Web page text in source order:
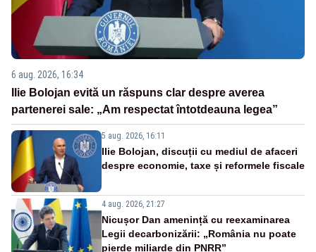
6 aug. 2026, 16:34
Ilie Bolojan evită un răspuns clar despre averea
partenerei sale: „Am respectat întotdeauna legea”
5 aug. 2026, 16:11
Ilie Bolojan, discuții cu mediul de afaceri
despre economie, taxe și reformele fiscale
4 aug. 2026, 21:27
Nicușor Dan amenință cu reexaminarea
Legii decarbonizării: „România nu poate
pierde miliarde din PNRR”